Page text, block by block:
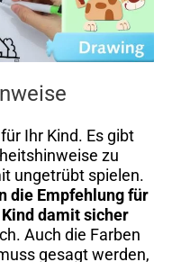
Ihr Kind. Es gibt
zu
ungetrübt spielen.
die Empfehlung für
damit sicher
Auch die Farben
gesagt werden,